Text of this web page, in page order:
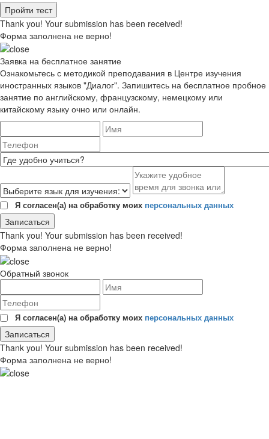
Thank you! Your submission has been received!
Форма заполнена не верно!
Заявка на бесплатное занятие
Ознакомьтесь с методикой преподавания в Центре изучения
иностранных языков "Диалог". Запишитесь на бесплатное пробное
занятие по английскому, французскому, немецкому или
китайскому языку очно или онлайн.
Я согласен(а) на обработку моих персональных данных
Thank you! Your submission has been received!
Форма заполнена не верно!
Обратный звонок
Я согласен(а) на обработку моих персональных данных
Thank you! Your submission has been received!
Форма заполнена не верно!